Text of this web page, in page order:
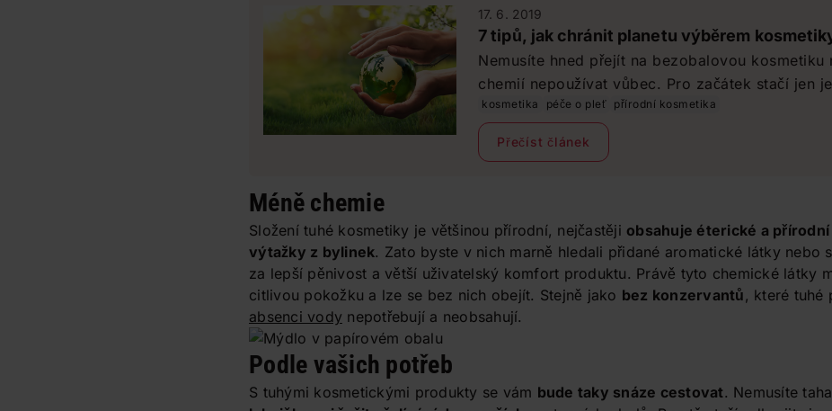
17. 6. 2019
7 tipů, jak chránit planetu výběrem
Nemusíte hned přejít na bezobalovou kosmetiku
chemií nepoužívat vůbec. Pro začátek stačí jen
Pokud malou změnu udělá právě teď každý,
prostředí ochráníme i bez náhlých razantních a
nepřirozených změn.
kosmetika péče o pleť přírodní kosmetika
Přečíst článek
Méně chemie
Složení tuhé kosmetiky je většinou přírodní, nejčastěji obsahuje éterické a
výtažky z bylinek. Zato byste v nich marně hledali přidané aromatické látky nebo
za lepší pěnivost a větší uživatelský komfort produktu. Právě tyto chemické látky
citlivou pokožku a lze se bez nich obejít. Stejně jako bez konzervantů, které tuhé
absenci vody nepotřebují a neobsahují.
Podle vašich potřeb
S tuhými kosmetickými produkty se vám bude taky snáze cestovat. Nemusíte